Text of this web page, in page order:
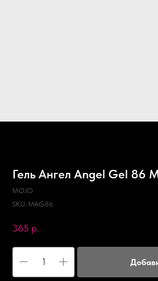
Гель Ангел Angel Gel 86
MOJO
SKU: MAG86
365 р.